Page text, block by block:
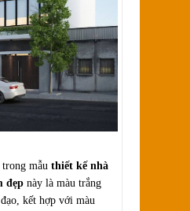
mẫu thiết kế nhà
đẹp này là màu trắng
kết hợp với màu